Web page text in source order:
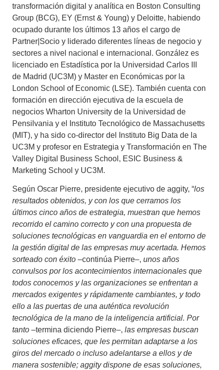
transformación digital y analítica en Boston Consulting
Group (BCG), EY (Ernst & Young) y Deloitte, habiendo
ocupado durante los últimos 13 años el cargo de
Partner|Socio y liderado diferentes líneas de negocio y
sectores a nivel nacional e internacional. González es
licenciado en Estadística por la Universidad Carlos III
de Madrid (UC3M) y Master en Económicas por la
London School of Economic (LSE). También cuenta con
formación en dirección ejecutiva de la escuela de
negocios Wharton University de la Universidad de
Pensilvania y el Instituto Tecnológico de Massachusetts
(MIT), y ha sido co-director del Instituto Big Data de la
UC3M y profesor en Estrategia y Transformación en The
Valley Digital Business School, ESIC Business &
Marketing School y UC3M.
Según Oscar Pierre, presidente ejecutivo de aggity, “los
resultados obtenidos, y con los que cerramos los
últimos cinco años de estrategia, muestran que hemos
recorrido el camino correcto y con una propuesta de
soluciones tecnológicas en vanguardia en el entorno de
la gestión digital de las empresas muy acertada. Hemos
sorteado con éxito –continúa Pierre–, unos años
convulsos por los acontecimientos internacionales que
todos conocemos y las organizaciones se enfrentan a
mercados exigentes y rápidamente cambiantes, y todo
ello a las puertas de una auténtica revolución
tecnológica de la mano de la inteligencia artificial. Por
tanto –termina diciendo Pierre–, las empresas buscan
soluciones eficaces, que les permitan adaptarse a los
giros del mercado o incluso adelantarse a ellos y de
manera sostenible; aggity dispone de esas soluciones,